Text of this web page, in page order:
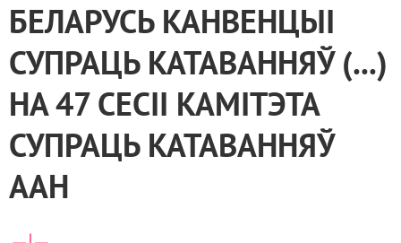
БЕЛАРУСЬ КАНВЕНЦЫІ
СУПРАЦЬ КАТАВАННЯЎ (...)
НА 47 СЕСІІ КАМІТЭТА
СУПРАЦЬ КАТАВАННЯЎ
ААН